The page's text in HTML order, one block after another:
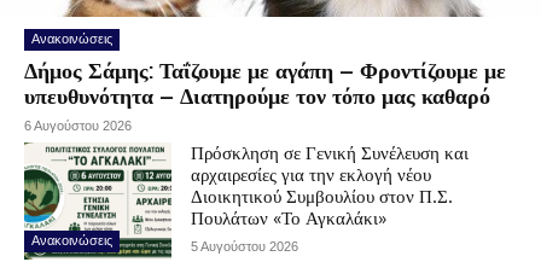
Ανακοινώσεις
Δήμος Σάμης: Ταΐζουμε με αγάπη – Φροντίζουμε με
υπευθυνότητα – Διατηρούμε τον τόπο μας καθαρό
6 Αυγούστου 2026
Ανακοινώσεις
Πρόσκληση σε Γενική Συνέλευση και
αρχαιρεσίες για την εκλογή νέου
Διοικητικού Συμβουλίου στον Π.Σ.
Πουλάτων «Το Αγκαλάκι»
5 Αυγούστου 2026